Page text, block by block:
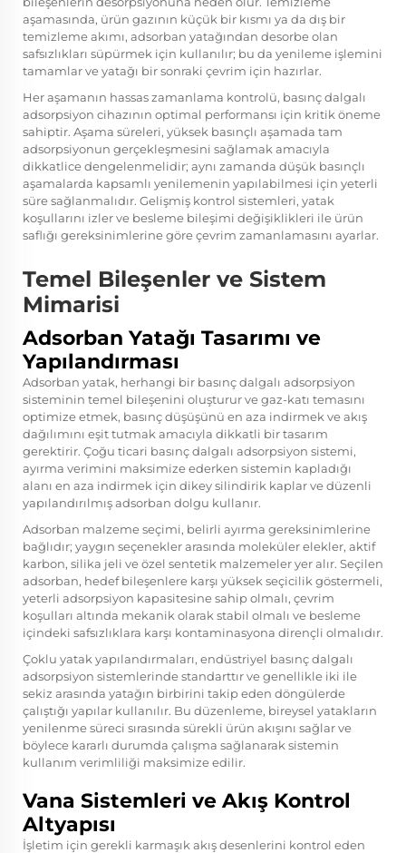
aşamasında, ürün gazının küçük bir kısmı ya da dış bir
temizleme akımı, adsorban yatağından desorbe olan
safsızlıkları süpürmek için kullanılır; bu da yenileme işlemini
tamamlar ve yatağı bir sonraki çevrim için hazırlar.
Her aşamanın hassas zamanlama kontrolü, basınç dalgalı
adsorpsiyon cihazının optimal performansı için kritik öneme
sahiptir. Aşama süreleri, yüksek basınçlı aşamada tam
adsorpsiyonun gerçekleşmesini sağlamak amacıyla
dikkatlice dengelenmelidir; aynı zamanda düşük basınçlı
aşamalarda kapsamlı yenilemenin yapılabilmesi için yeterli
süre sağlanmalıdır. Gelişmiş kontrol sistemleri, yatak
koşullarını izler ve besleme bileşimi değişiklikleri ile ürün
saflığı gereksinimlerine göre çevrim zamanlamasını ayarlar.
Temel Bileşenler ve Sistem
Mimarisi
Adsorban Yatağı Tasarımı ve
Yapılandırması
Adsorban yatak, herhangi bir basınç dalgalı adsorpsiyon
sisteminin temel bileşenini oluşturur ve gaz-katı temasını
optimize etmek, basınç düşüşünü en aza indirmek ve akış
dağılımını eşit tutmak amacıyla dikkatli bir tasarım
gerektirir. Çoğu ticari basınç dalgalı adsorpsiyon sistemi,
ayırma verimini maksimize ederken sistemin kapladığı
alanı en aza indirmek için dikey silindirik kaplar ve düzenli
yapılandırılmış adsorban dolgu kullanır.
Adsorban malzeme seçimi, belirli ayırma gereksinimlerine
bağlıdır; yaygın seçenekler arasında moleküler elekler, aktif
karbon, silika jeli ve özel sentetik malzemeler yer alır. Seçilen
adsorban, hedef bileşenlere karşı yüksek seçicilik göstermeli,
yeterli adsorpsiyon kapasitesine sahip olmalı, çevrim
koşulları altında mekanik olarak stabil olmalı ve besleme
içindeki safsızlıklara karşı kontaminasyona dirençli olmalıdır.
Çoklu yatak yapılandırmaları, endüstriyel basınç dalgalı
adsorpsiyon sistemlerinde standarttır ve genellikle iki ile
sekiz arasında yatağın birbirini takip eden döngülerde
çalıştığı yapılar kullanılır. Bu düzenleme, bireysel yatakların
yenilenme süreci sırasında sürekli ürün akışını sağlar ve
böylece kararlı durumda çalışma sağlanarak sistemin
kullanım verimliliği maksimize edilir.
Vana Sistemleri ve Akış Kontrol
Altyapısı
İşletim için gerekli karmaşık akış desenlerini kontrol eden